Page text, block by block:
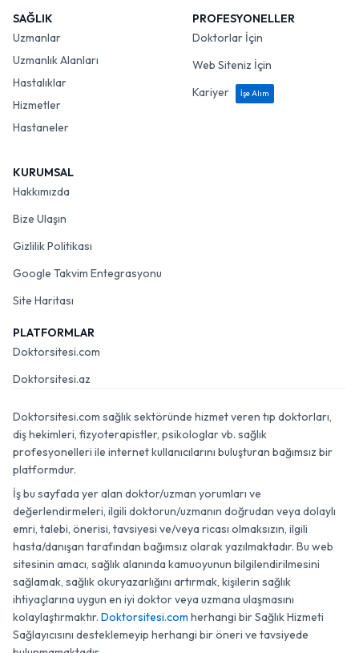
SAĞLIK
Uzmanlar
Uzmanlık Alanları
Hastalıklar
Hizmetler
Hastaneler
PROFESYONELLER
Doktorlar İçin
Web Siteniz İçin
Kariyer
İşe Alım
KURUMSAL
Hakkımızda
Bize Ulaşın
Gizlilik Politikası
Google Takvim Entegrasyonu
Site Haritası
PLATFORMLAR
Doktorsitesi.com
Doktorsitesi.az
Doktorsitesi.com sağlık sektöründe hizmet veren tıp doktorları,
diş hekimleri, fizyoterapistler, psikologlar vb. sağlık
profesyonelleri ile internet kullanıcılarını buluşturan bağımsız bir
platformdur.
İş bu sayfada yer alan doktor/uzman yorumları ve
değerlendirmeleri, ilgili doktorun/uzmanın doğrudan veya dolaylı
emri, talebi, önerisi, tavsiyesi ve/veya ricası olmaksızın, ilgili
hasta/danışan tarafından bağımsız olarak yazılmaktadır. Bu web
sitesinin amacı, sağlık alanında kamuoyunun bilgilendirilmesini
sağlamak, sağlık okuryazarlığını artırmak, kişilerin sağlık
ihtiyaçlarına uygun en iyi doktor veya uzmana ulaşmasını
kolaylaştırmaktır. Doktorsitesi.com herhangi bir Sağlık Hizmeti
Sağlayıcısını desteklemeyip herhangi bir öneri ve tavsiyede